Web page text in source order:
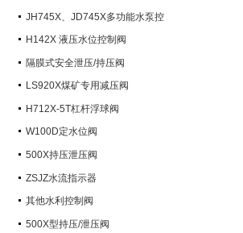
JH745X、JD745X多功能水泵控
制阀H142X 液压水位控制阀
隔膜式安全泄压/持压阀
LS920X煤矿专用减压阀
H712X-5T杠杆浮球阀
W100D定水位阀
500X持压泄压阀
ZSJZ水流指示器
其他水利控制阀
500X型持压/泄压阀